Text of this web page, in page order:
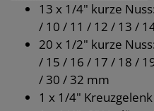
13 x 1/4" kurze
/ 10 / 11 / 12 / 13 /
20 x 1/2" kurze
/ 15 / 16 / 17 / 18 /
/ 30 / 32 mm
1 x 1/4" Kreuzgelenk